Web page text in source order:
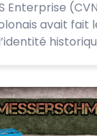
Enterprise
avait fait